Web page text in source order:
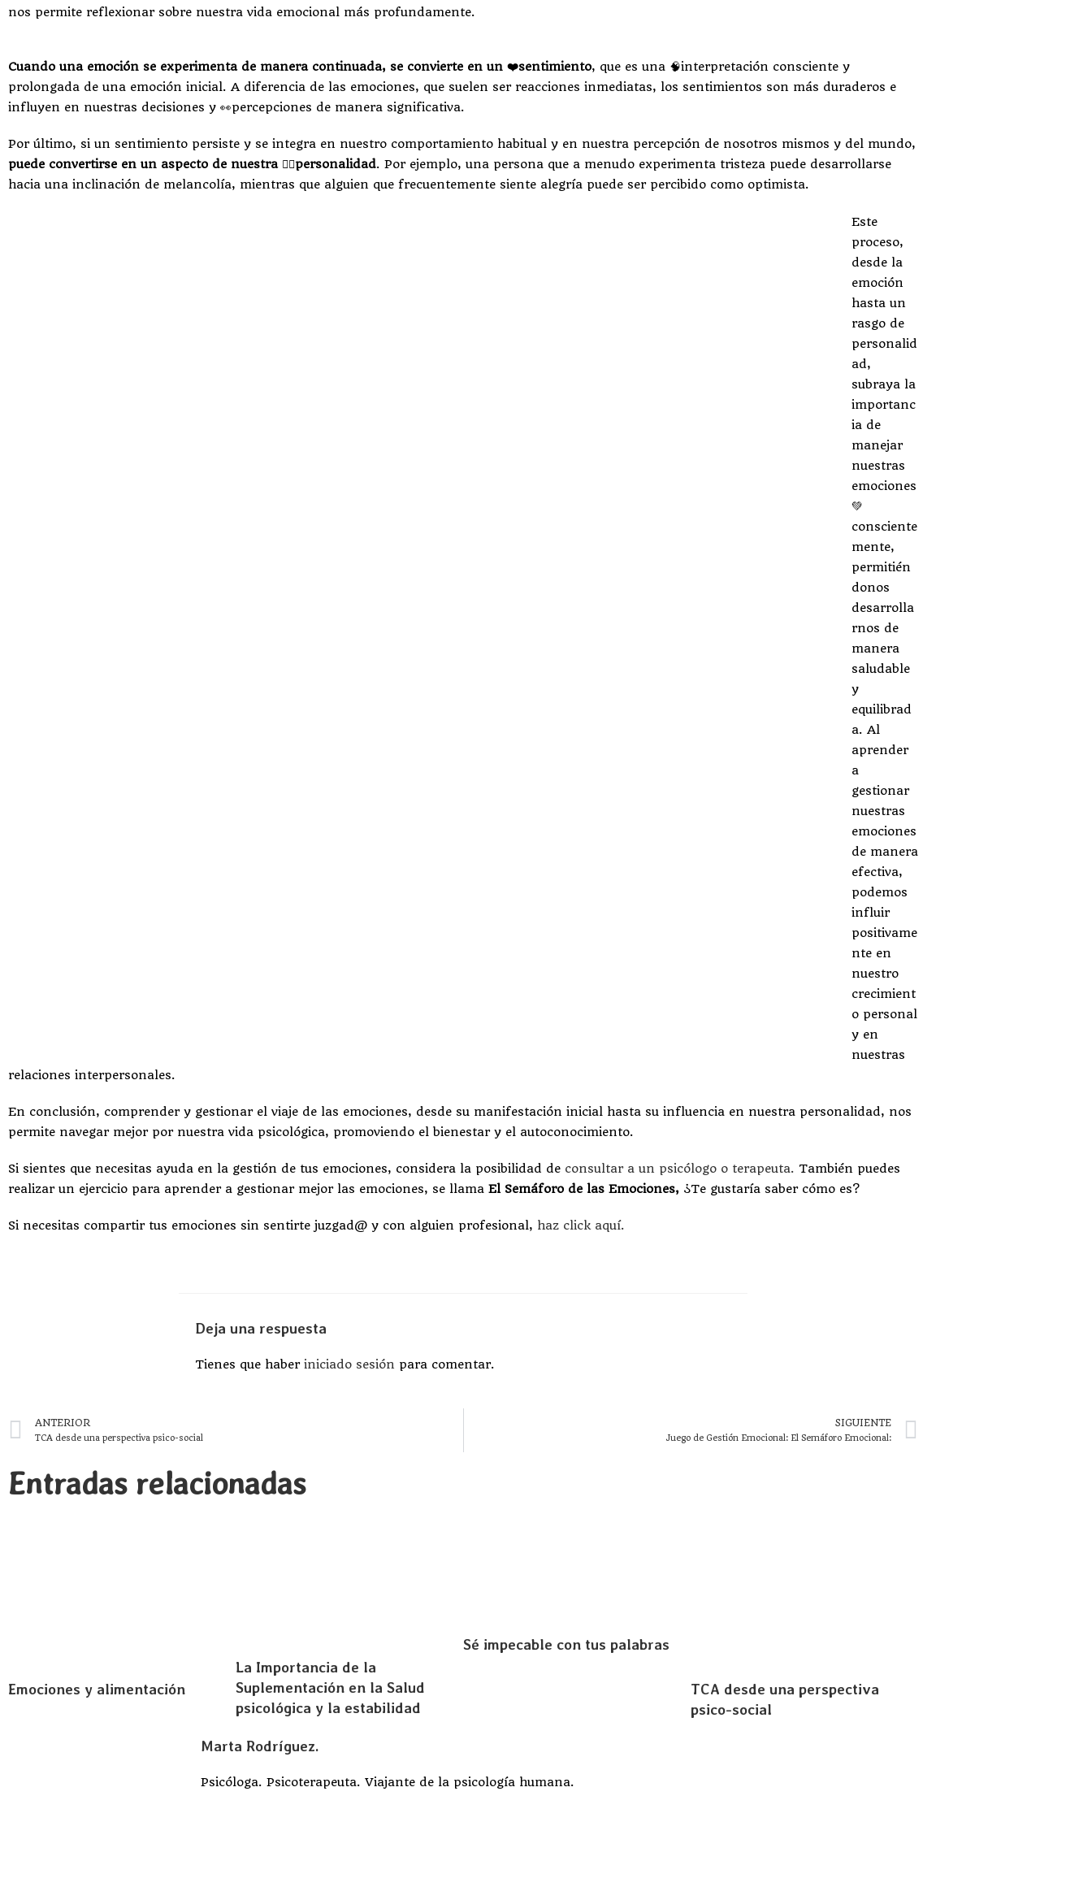
nos permite reflexionar sobre nuestra vida emocional más profundamente.
Cuando una emoción se experimenta de manera continuada, se convierte en un ❤️sentimiento, que es una 🧠interpretación consciente y
prolongada de una emoción inicial. A diferencia de las emociones, que suelen ser reacciones inmediatas, los sentimientos son más duraderos e
influyen en nuestras decisiones y 👀percepciones de manera significativa.
Por último, si un sentimiento persiste y se integra en nuestro comportamiento habitual y en nuestra percepción de nosotros mismos y del mundo,
puede convertirse en un aspecto de nuestra 🙋‍♀️personalidad. Por ejemplo, una persona que a menudo experimenta tristeza puede desarrollarse
hacia una inclinación de melancolía, mientras que alguien que frecuentemente siente alegría puede ser percibido como optimista.
Este
proceso,
desde la
emoción
hasta un
rasgo de
personalid
ad,
subraya la
importanc
ia de
manejar
nuestras
emociones
💚
consciente
mente,
permitién
donos
desarrolla
rnos de
manera
saludable
y
equilibrad
a. Al
aprender
a
gestionar
nuestras
emociones
de manera
efectiva,
podemos
influir
positivame
nte en
nuestro
crecimient
o personal
y en
nuestras
relaciones interpersonales.
En conclusión, comprender y gestionar el viaje de las emociones, desde su manifestación inicial hasta su influencia en nuestra personalidad, nos
permite navegar mejor por nuestra vida psicológica, promoviendo el bienestar y el autoconocimiento.
Si sientes que necesitas ayuda en la gestión de tus emociones, considera la posibilidad de consultar a un psicólogo o terapeuta. También puedes
realizar un ejercicio para aprender a gestionar mejor las emociones, se llama El Semáforo de las Emociones, ¿Te gustaría saber cómo es?
Si necesitas compartir tus emociones sin sentirte juzgad@ y con alguien profesional, haz click aquí.
Deja una respuesta
Tienes que haber iniciado sesión para comentar.
ANTERIOR
TCA desde una perspectiva psico-social
SIGUIENTE
Juego de Gestión Emocional: El Semáforo Emocional:
Entradas relacionadas
Emociones y alimentación
La Importancia de la
Suplementación en la Salud
psicológica y la estabilidad
Sé impecable con tus palabras
TCA desde una perspectiva
psico-social
Marta Rodríguez.
Psicóloga. Psicoterapeuta. Viajante de la psicología humana.